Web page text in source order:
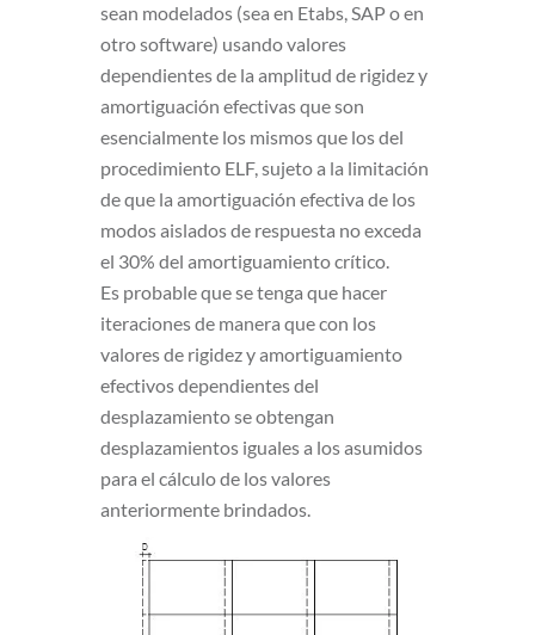
sean modelados (sea en Etabs, SAP o en
otro software) usando valores
dependientes de la amplitud de rigidez y
amortiguación efectivas que son
esencialmente los mismos que los del
procedimiento ELF, sujeto a la limitación
de que la amortiguación efectiva de los
modos aislados de respuesta no exceda
el 30% del amortiguamiento crítico.
Es probable que se tenga que hacer
iteraciones de manera que con los
valores de rigidez y amortiguamiento
efectivos dependientes del
desplazamiento se obtengan
desplazamientos iguales a los asumidos
para el cálculo de los valores
anteriormente brindados.